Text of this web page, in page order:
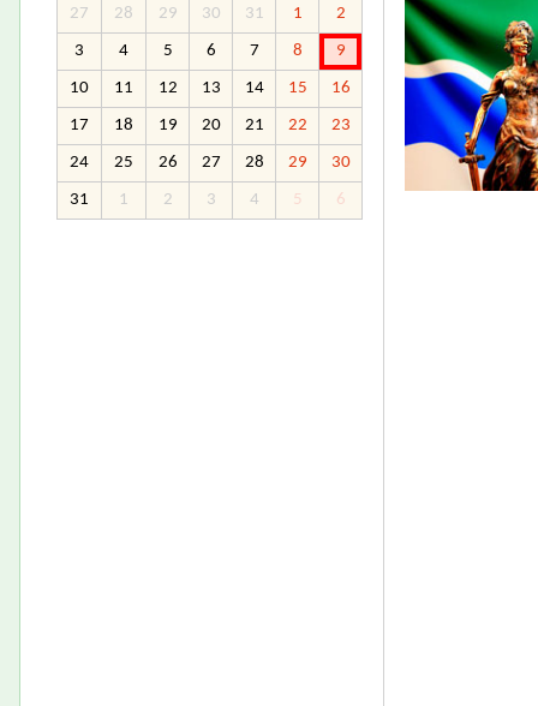
27
28 29 30 31 1 2
3 4 5 6 7 8 9
10 11 12 13 14 15 16
17 18 19 20 21 22 23
24 25 26 27 28 29 30
31 1 2 3 4 5 6